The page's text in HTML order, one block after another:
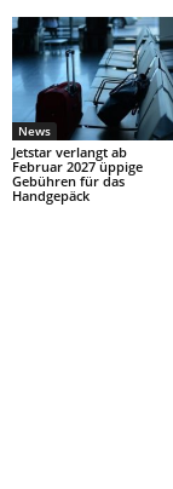
News
Jetstar verlangt ab
Februar 2027 üppige
Gebühren für das
Handgepäck